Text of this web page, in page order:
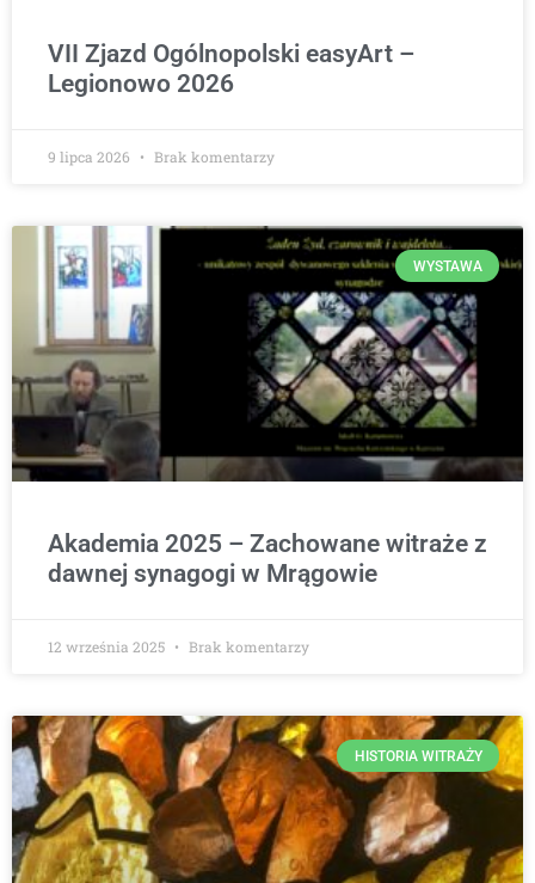
VII Zjazd Ogólnopolski easyArt –
Legionowo 2026
9 lipca 2026 Brak komentarzy
WYSTAWA
Akademia 2025 – Zachowane witraże z
dawnej synagogi w Mrągowie
12 września 2025 Brak komentarzy
HISTORIA WITRAŻY